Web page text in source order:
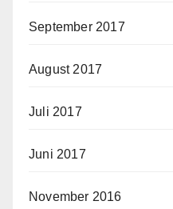
September 2017
August 2017
Juli 2017
Juni 2017
November 2016